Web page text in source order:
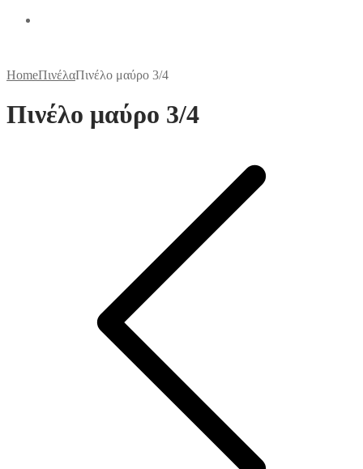
HomeΠινέλαΠινέλο μαύρο 3/4
Πινέλο μαύρο 3/4